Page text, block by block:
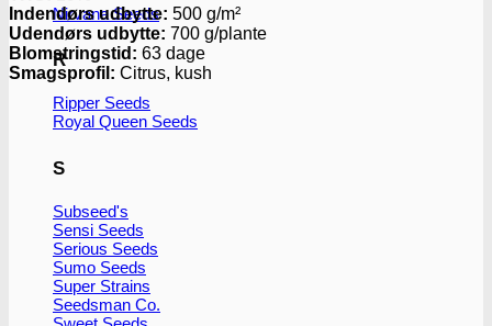
Nirvana Seeds
R
Ripper Seeds
Royal Queen Seeds
S
Subseed's
Sensi Seeds
Serious Seeds
Sumo Seeds
Super Strains
Seedsman Co.
Indendørs udbytte: 500 g/m²
Udendørs udbytte: 700 g/plante
Blomstringstid: 63 dage
Smagsprofil: Citrus, kush